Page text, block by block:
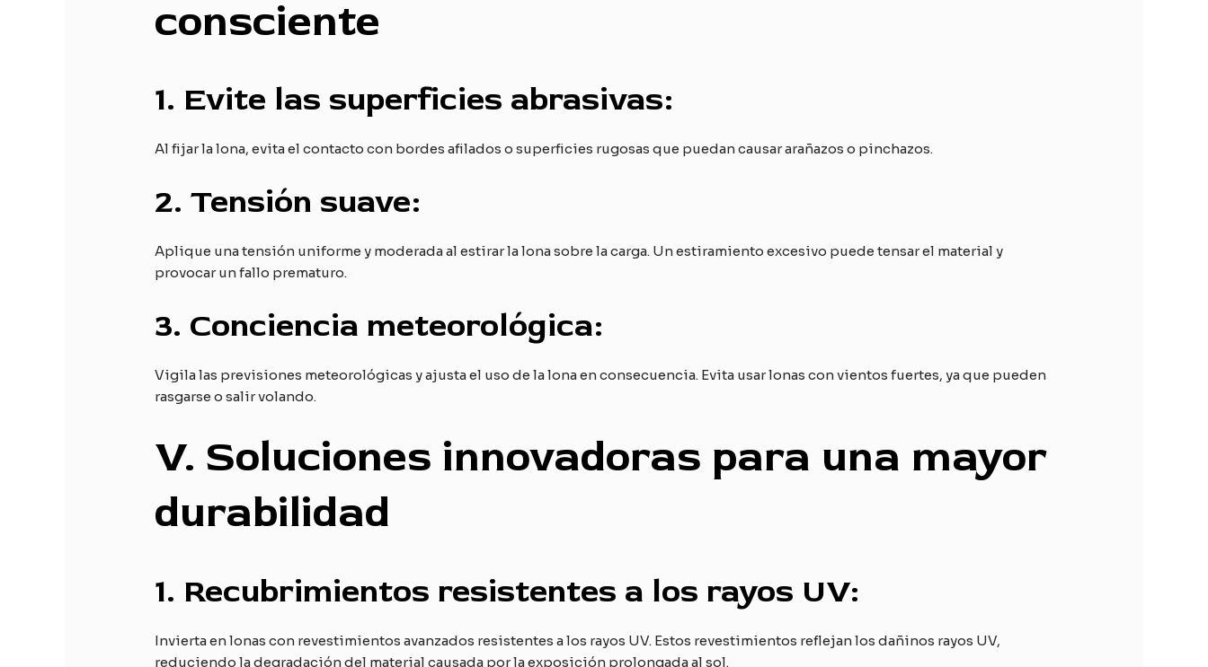
consciente
1. Evite las superficies abrasivas:
Al fijar la lona, evita el contacto con bordes afilados o superficies rugosas que puedan causar arañazos o pinchazos.
2.Tensión suave:
Aplique una tensión uniforme y moderada al estirar la lona sobre la carga. Un estiramiento excesivo puede tensar el material y
provocar un fallo prematuro.
3. Conciencia meteorológica:
Vigila las previsiones meteorológicas y ajusta el uso de la lona en consecuencia. Evita usar lonas con vientos fuertes, ya que pueden
rasgarse o salir volando.
V. Soluciones innovadoras para una mayor
durabilidad
1. Recubrimientos resistentes a los rayos UV:
Invierta en lonas con revestimientos avanzados resistentes a los rayos UV. Estos revestimientos reflejan los dañinos rayos UV,
reduciendo la degradación del material causada por la exposición prolongada al sol.